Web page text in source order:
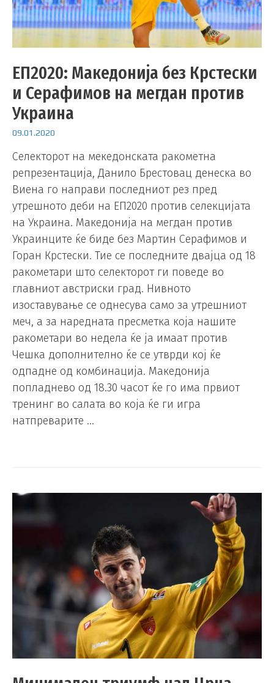
ЕП2020: Македонија без Крстески
и Серафимов на мегдан против
Украина
09.01.2020
Селекторот на мекедонската ракометна
репрезентација, Данило Брестовац денеска во
Виена го направи последниот рез пред
утрешното деби на ЕП2020 против селекцијата
на Украина. Македонија на мегдан против
Украинците ќе биде без Мартин Серафимов и
Горан Крстески. Тие се последните двајца од 18
ракометари што селекторот ги поведе во
главниот австриски град. Нивното
изоставување се однесува само за утрешниот
меч, а за наредната пресметка која нашите
ракометари во недела ќе ја имаат против
Чешка дополнително ќе се утврди кој ќе
одпадне од комбинација. Македонија
попладнево од 18.30 часот ќе го има првиот
тренинг во салата во која ќе ги игра
натпреварите …